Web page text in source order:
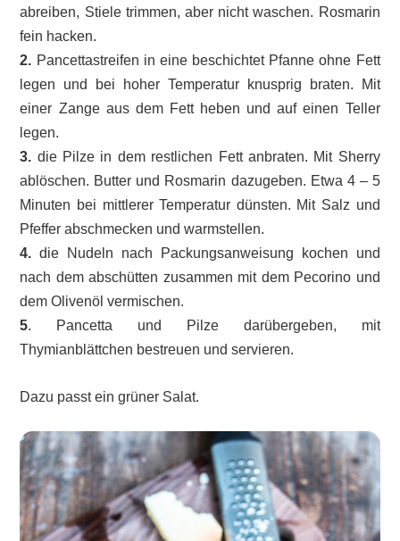
abreiben, Stiele trimmen, aber nicht waschen. Rosmarin
fein hacken.
2. Pancettastreifen in eine beschichtet Pfanne ohne Fett
legen und bei hoher Temperatur knusprig braten. Mit
einer Zange aus dem Fett heben und auf einen Teller
legen.
3. die Pilze in dem restlichen Fett anbraten. Mit Sherry
ablöschen. Butter und Rosmarin dazugeben. Etwa 4 – 5
Minuten bei mittlerer Temperatur dünsten. Mit Salz und
Pfeffer abschmecken und warmstellen.
4. die Nudeln nach Packungsanweisung kochen und
nach dem abschütten zusammen mit dem Pecorino und
dem Olivenöl vermischen.
5. Pancetta und Pilze darübergeben, mit
Thymianblättchen bestreuen und servieren.
Dazu passt ein grüner Salat.